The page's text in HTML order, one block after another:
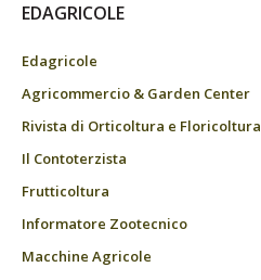
EDAGRICOLE
Edagricole
Agricommercio & Garden Center
Rivista di Orticoltura e Floricoltura
Il Contoterzista
Frutticoltura
Informatore Zootecnico
Macchine Agricole